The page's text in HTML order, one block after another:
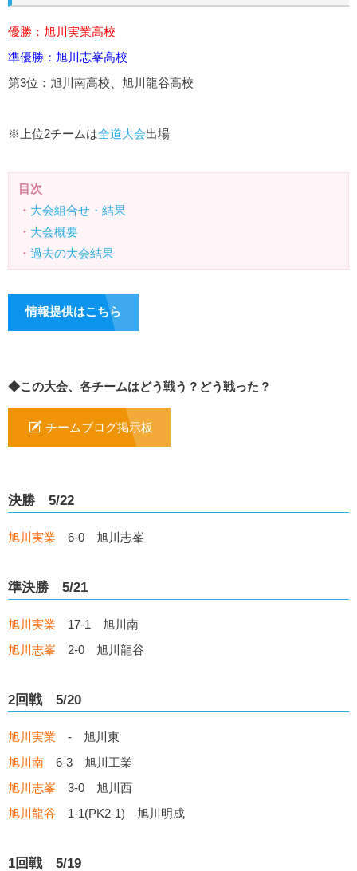
優勝：旭川実業高校
準優勝：旭川志峯高校
第3位：旭川南高校、旭川龍谷高校
※上位2チームは全道大会出場
目次
・ 大会組合せ・結果
・ 大会概要
・ 過去の大会結果
情報提供はこちら
◆この大会、各チームはどう戦う？どう戦った？
チームブログ掲示板
決勝 5/22
旭川実業 6-0 旭川志峯
準決勝 5/21
旭川実業 17-1 旭川南
旭川志峯 2-0 旭川龍谷
2回戦 5/20
旭川実業 - 旭川東
旭川南 6-3 旭川工業
旭川志峯 3-0 旭川西
旭川龍谷 1-1(PK2-1) 旭川明成
1回戦 5/19